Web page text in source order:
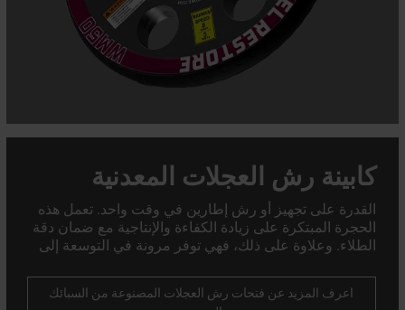
كابينة رش العجلات المعدنية
القدرة على تجهيز أو رش إطارين في وقت واحد. تعمل هذه
الحجرة المبتكرة على زيادة الكفاءة والإنتاجية مع ضمان دقة
الطلاء. وعلاوة على ذلك، فهي توفر مرونة في التوسعة إلى
المتطورة. لا تتوقف مقصورة رش العجلات&#039؛ فهي
مصممة لتحقيق أعلى كفاءة.
اعرف المزيد عن فتحات رش العجلات المصنوعة من السبائك